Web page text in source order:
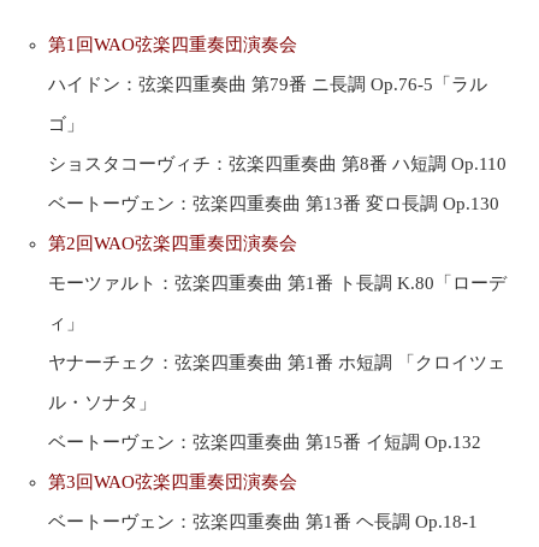
第1回WAO弦楽四重奏団演奏会
ハイドン：弦楽四重奏曲 第79番 ニ長調 Op.76-5「ラル
ゴ」
ショスタコーヴィチ：弦楽四重奏曲 第8番 ハ短調 Op.110
ベートーヴェン：弦楽四重奏曲 第13番 変ロ長調 Op.130
第2回WAO弦楽四重奏団演奏会
モーツァルト：弦楽四重奏曲 第1番 ト長調 K.80「ローデ
ィ」
ヤナーチェク：弦楽四重奏曲 第1番 ホ短調 「クロイツェ
ル・ソナタ」
ベートーヴェン：弦楽四重奏曲 第15番 イ短調 Op.132
第3回WAO弦楽四重奏団演奏会
ベートーヴェン：弦楽四重奏曲 第1番 ヘ長調 Op.18-1